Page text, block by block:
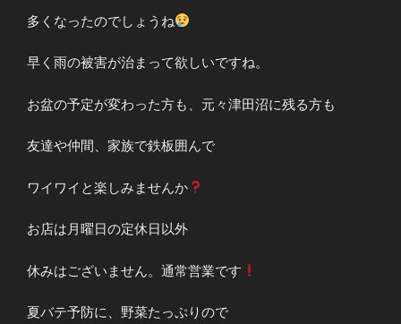
多くなったのでしょうね
早く雨の被害が治まって欲しいですね。
お盆の予定が変わった方も、元々津田沼に残る方も
友達や仲間、家族で鉄板囲んで
ワイワイと楽しみませんか
お店は月曜日の定休日以外
休みはございません。通常営業です
夏バテ予防に、野菜たっぷりので